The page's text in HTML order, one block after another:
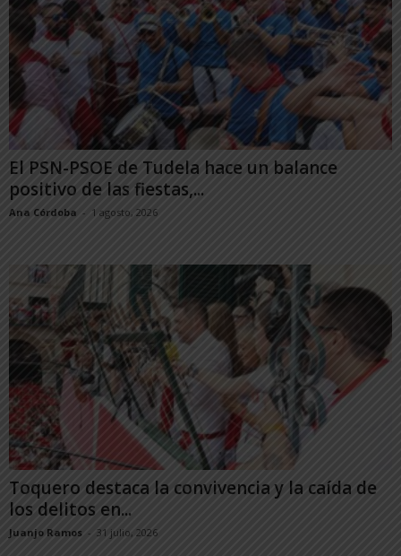
El PSN-PSOE de Tudela hace un balance
positivo de las fiestas,...
Ana Córdoba - 1 agosto, 2026
Toquero destaca la convivencia y la caída de
los delitos en...
Juanjo Ramos - 31 julio, 2026